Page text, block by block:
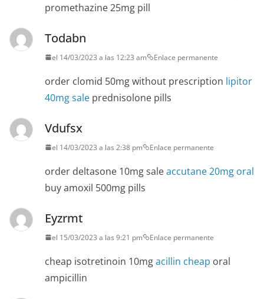
promethazine 25mg pill
Todabn
el 14/03/2023 a las 12:23 am Enlace permanente
order clomid 50mg without prescription lipitor
40mg sale prednisolone pills
Vdufsx
el 14/03/2023 a las 2:38 pm Enlace permanente
order deltasone 10mg saleaccutane 20mg oral
buy amoxil 500mg pills
Eyzrmt
el 15/03/2023 a las 9:21 pm Enlace permanente
cheap isotretinoin 10mgacillin cheap oral
ampicillin